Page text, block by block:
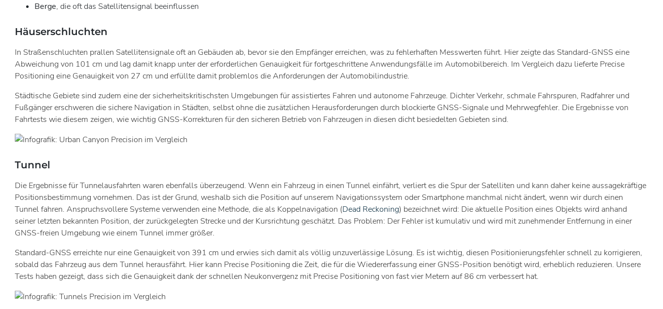
Berge, die oft das Satellitensignal beeinflussen
Häuserschluchten
In Straßenschluchten prallen Satellitensignale oft an Gebäuden ab, bevor sie den Empfänger erreichen, was zu fehlerhaften Messwerten führt. Hier zeigte das Standard-GNSS eine
Abweichung von 101 cm und lag damit knapp unter der erforderlichen Genauigkeit für fortgeschrittene Anwendungsfälle im Automobilbereich. Im Vergleich dazu lieferte Precise
Positioning eine Genauigkeit von 27 cm und erfüllte damit problemlos die Anforderungen der Automobilindustrie.
Städtische Gebiete sind zudem eine der sicherheitskritischsten Umgebungen für assistiertes Fahren und autonome Fahrzeuge. Dichter Verkehr, schmale Fahrspuren, Radfahrer und
Fußgänger erschweren die sichere Navigation in Städten, selbst ohne die zusätzlichen Herausforderungen durch blockierte GNSS-Signale und Mehrwegfehler. Die Ergebnisse von
Fahrtests wie diesem zeigen, wie wichtig GNSS-Korrekturen für den sicheren Betrieb von Fahrzeugen in diesen dicht besiedelten Gebieten sind.
Tunnel
Die Ergebnisse für Tunnelausfahrten waren ebenfalls überzeugend. Wenn ein Fahrzeug in einen Tunnel einfährt, verliert es die Spur der Satelliten und kann daher keine aussagekräftige
Positionsbestimmung vornehmen. Das ist der Grund, weshalb sich die Position auf unserem Navigationssystem oder Smartphone manchmal nicht ändert, wenn wir durch einen
Tunnel fahren. Anspruchsvollere Systeme verwenden eine Methode, die als Koppelnavigation (Dead Reckoning) bezeichnet wird: Die aktuelle Position eines Objekts wird anhand
seiner letzten bekannten Position, der zurückgelegten Strecke und der Kursrichtung geschätzt. Das Problem: Der Fehler ist kumulativ und wird mit zunehmender Entfernung in einer
GNSS-freien Umgebung wie einem Tunnel immer größer.
Standard-GNSS erreichte nur eine Genauigkeit von 391 cm und erwies sich damit als völlig unzuverlässige Lösung. Es ist wichtig, diesen Positionierungsfehler schnell zu korrigieren,
sobald das Fahrzeug aus dem Tunnel herausfährt. Hier kann Precise Positioning die Zeit, die für die Wiedererfassung einer GNSS-Position benötigt wird, erheblich reduzieren. Unsere
Tests haben gezeigt, dass sich die Genauigkeit dank der schnellen Neukonvergenz mit Precise Positioning von fast vier Metern auf 86 cm verbessert hat.